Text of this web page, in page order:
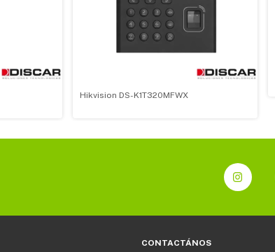
Hikvision DS-K1T320MFWX
CONTACTÁNOS